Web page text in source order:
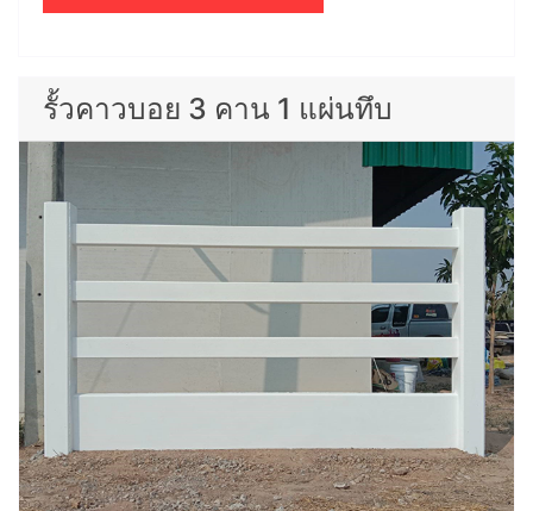
รั้วคาวบอย 3 คาน 1 แผ่นทึบ